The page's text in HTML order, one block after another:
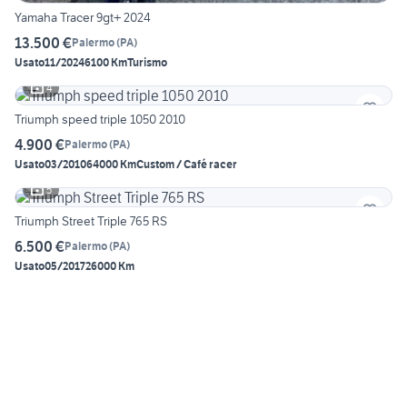
Yamaha Tracer 9gt+ 2024
13.500 €Palermo(PA)
Usato11/20246100 KmTurismo
4
Triumph speed triple 1050 2010
4.900 €Palermo(PA)
Usato03/201064000 KmCustom / Café racer
5
Triumph Street Triple 765 RS
6.500 €Palermo(PA)
Usato05/201726000 Km